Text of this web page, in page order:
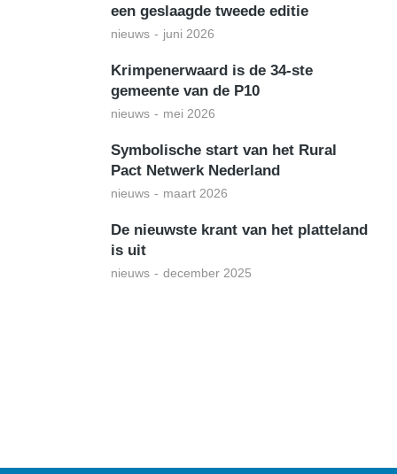
een geslaagde tweede editie
nieuws juni 2026
Krimpenerwaard is de 34-ste
gemeente van de P10
nieuws mei 2026
Symbolische start van het Rural
Pact Netwerk Nederland
nieuws maart 2026
De nieuwste krant van het platteland
is uit
nieuws december 2025